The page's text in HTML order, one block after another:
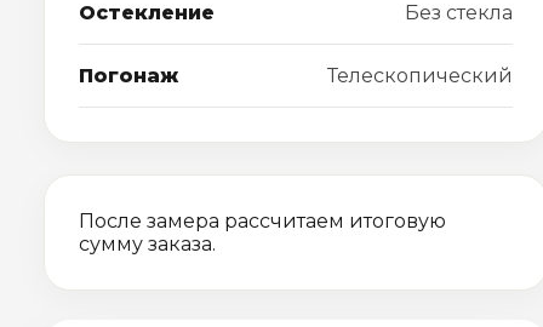
Остекление Без стекла
Погонаж Телескопический
После замера рассчитаем итоговую
сумму заказа.